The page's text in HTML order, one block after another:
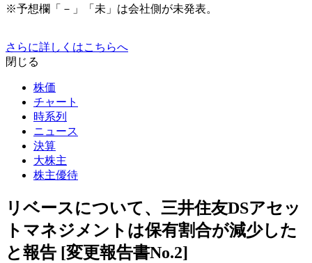
※予想欄「－」「未」は会社側が未発表。
さらに詳しくはこちらへ
閉じる
株価
チャート
時系列
ニュース
決算
大株主
株主優待
リベースについて、三井住友DSアセッ
トマネジメントは保有割合が減少した
と報告 [変更報告書No.2]